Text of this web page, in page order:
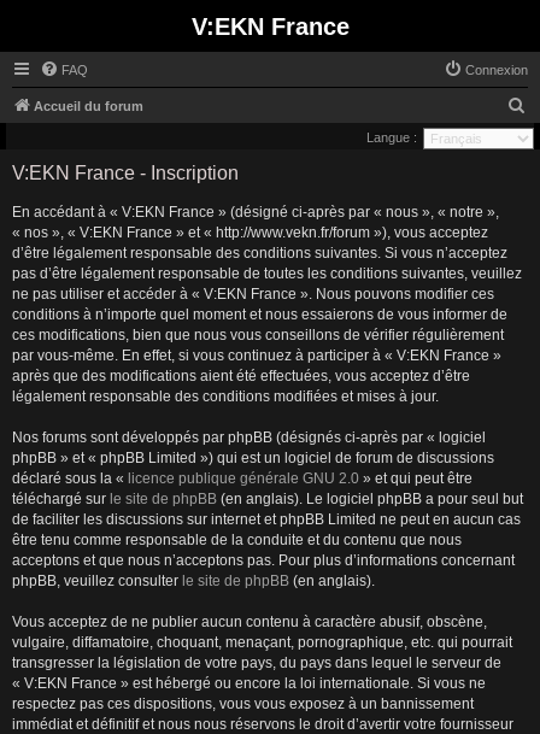
V:EKN France
FAQ Connexion
Accueil du forum
e
Langue :
V:EKN France - Inscription
En accédant à « V:EKN France » (désigné ci-après par « nous », « notre »,
« nos », « V:EKN France » et « http://www.vekn.fr/forum »), vous acceptez
d’être légalement responsable des conditions suivantes. Si vous n’acceptez
pas d’être légalement responsable de toutes les conditions suivantes, veuillez
ne pas utiliser et accéder à « V:EKN France ». Nous pouvons modifier ces
conditions à n’importe quel moment et nous essaierons de vous informer de
ces modifications, bien que nous vous conseillons de vérifier régulièrement
par vous-même. En effet, si vous continuez à participer à « V:EKN France »
après que des modifications aient été effectuées, vous acceptez d’être
légalement responsable des conditions modifiées et mises à jour.
Nos forums sont développés par phpBB (désignés ci-après par « logiciel
phpBB » et « phpBB Limited ») qui est un logiciel de forum de discussions
déclaré sous la « licence publique générale GNU 2.0 » et qui peut être
téléchargé sur le site de phpBB (en anglais). Le logiciel phpBB a pour seul but
de faciliter les discussions sur internet et phpBB Limited ne peut en aucun cas
être tenu comme responsable de la conduite et du contenu que nous
acceptons et que nous n’acceptons pas. Pour plus d’informations concernant
phpBB, veuillez consulter le site de phpBB (en anglais).
Vous acceptez de ne publier aucun contenu à caractère abusif, obscène,
vulgaire, diffamatoire, choquant, menaçant, pornographique, etc. qui pourrait
transgresser la législation de votre pays, du pays dans lequel le serveur de
« V:EKN France » est hébergé ou encore la loi internationale. Si vous ne
respectez pas ces dispositions, vous vous exposez à un bannissement
immédiat et définitif et nous nous réservons le droit d’avertir votre fournisseur